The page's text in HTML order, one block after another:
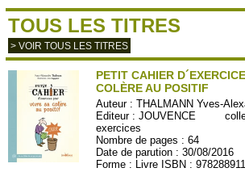
TOUS LES TITRES
> VOIR TOUS LES TITRES
PETIT CAHIER
COLÈRE AU POSITIF
Auteur :THALMANN Yves-
Editeur :JOUVENCE
exercices
Nombre de pages : 64
Date de parution : 30/08/2016
Forme : Livre ISBN :